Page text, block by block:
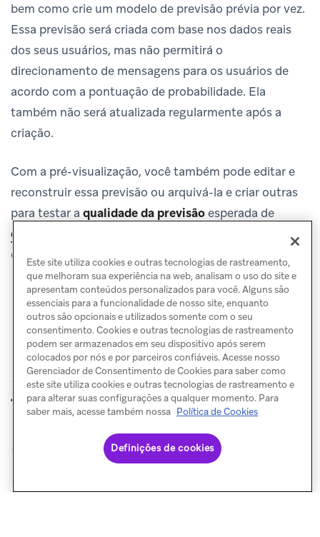
bem como crie um modelo de previsão prévia por vez.
Essa previsão será criada com base nos dados reais
dos seus usuários, mas não permitirá o
direcionamento de mensagens para os usuários de
acordo com a pontuação de probabilidade. Ela
também não será atualizada regularmente após a
criação.
Com a pré-visualização, você também pode editar e
reconstruir essa previsão ou arquivá-la e criar outras
para testar a qualidade da previsãoesperada de
diferentes públicos
e se familiarizar com a análise de
dados.
ANTERIORCaso de uso PRÓXIMO
Criar uma
Previsão de Evento
© Braze. All Rights Reserved Privacy Policy
Este site utiliza cookies e outras tecnologias de rastreamento,
que melhoram sua experiência na web, analisam o uso do site e
apresentam conteúdos personalizados para você. Alguns são
essenciais para a funcionalidade de nosso site, enquanto
outros são opcionais e utilizados somente com o seu
consentimento. Cookies e outras tecnologias de rastreamento
podem ser armazenados em seu dispositivo após serem
colocados por nós e por parceiros confiáveis. Acesse nosso
Gerenciador de Consentimento de Cookies para saber como
este site utiliza cookies e outras tecnologias de rastreamento e
para alterar suas configurações a qualquer momento. Para
saber mais, acesse também nossa Política de Cookies
Definições de cookies